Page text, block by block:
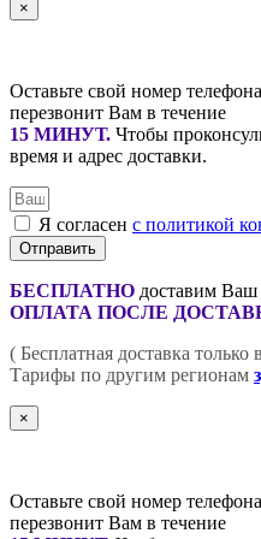
×
Оставьте свой номер
перезвонит Вам в течение
15 МИНУТ. Чтобы
время и адрес доставки.
Я согласен с политикой
Отправить
БЕСПЛАТНО доставим Ваш
ОПЛАТА ПОСЛЕ
( Бесплатная доставка только
Тарифы по другим регионам
×
Оставьте свой номер
перезвонит Вам в течение